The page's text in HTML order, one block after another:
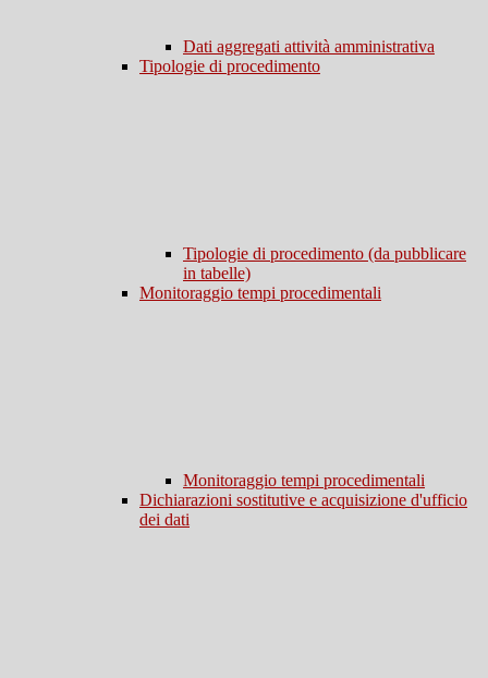
Dati aggregati attività amministrativa
Tipologie di procedimento
Tipologie di procedimento (da pubblicare
in tabelle)
Monitoraggio tempi procedimentali
Monitoraggio tempi procedimentali
Dichiarazioni sostitutive e acquisizione d'ufficio
dei dati